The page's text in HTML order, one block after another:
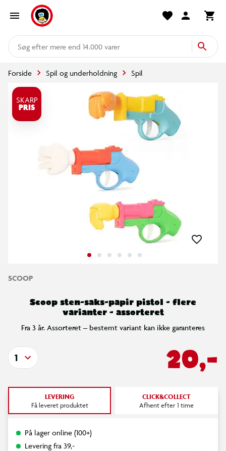
mere end 14.000 varer
Forside Spil og underholdning Spil
SKARP
PRIS
SCOOP
Scoop sten-saks-papir pistol - flere
varianter - assorteret
Fra 3 år. Assorteret – bestemt variant kan ikke garanteres
20,-
1
LEVERING
Få leveret produktet
CLICK&COLLECT
Afhent efter 1 time
På lager online (100+)
Levering fra 39,-